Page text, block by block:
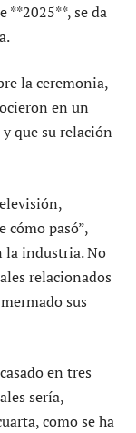
**2025**, se da
la ceremonia,
en un
que su relación
cómo pasó”,
la industria. No
relacionados
sus
en tres
sería,
como se ha